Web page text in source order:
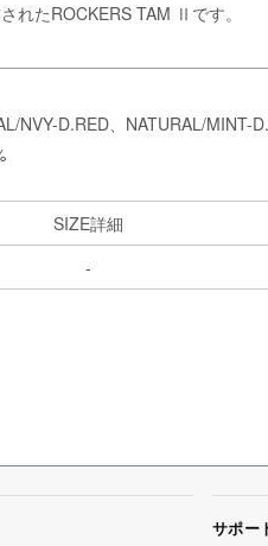
れたROCKERS TAM Ⅱです。
NVY-D.RED、NATURAL/MINT-
SIZE詳細
-
サポー